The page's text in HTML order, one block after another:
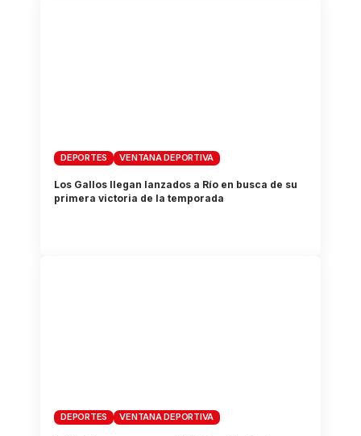
DEPORTES VENTANA DEPORTIVA
Los Gallos llegan lanzados a Río en busca de su
primera victoria de la temporada
DEPORTES VENTANA DEPORTIVA